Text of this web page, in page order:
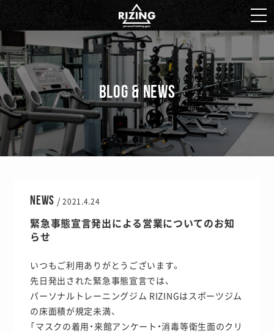
BLOG & NEWS
NEWS /2021.4.24
緊急事態宣言発出による営業についてのお知
らせ
いつもご利用ありがとうございます。
先日発出された緊急事態宣言では、
パーソナルトレーニングジム RIZINGはスポーツジム
の床面積が規定未満、
「マスクの着用・来館アンケート・消毒等衛生面のクリ